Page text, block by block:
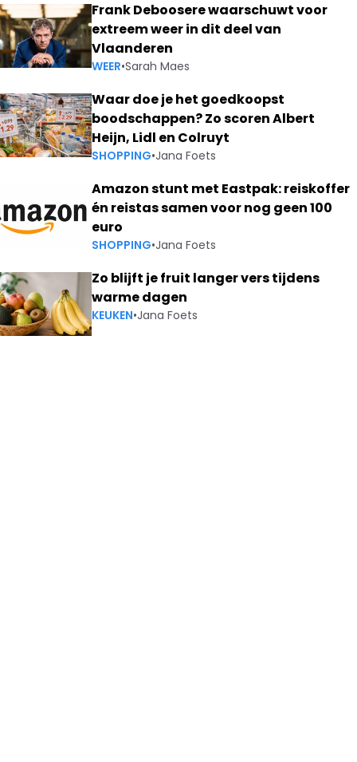
Frank Deboosere waarschuwt voor
extreem weer in dit deel van
Vlaanderen
WEER•Sarah Maes
Waar doe je het goedkoopst
boodschappen? Zo scoren Albert
Heijn, Lidl en Colruyt
SHOPPING•Jana Foets
Amazon stunt met Eastpak: reiskoffer
én reistas samen voor nog geen 100
euro
SHOPPING•Jana Foets
Zo blijft je fruit langer vers tijdens
warme dagen
KEUKEN•Jana Foets